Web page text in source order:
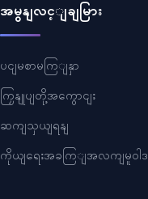
အမွနျလင့ျချမြား
ပငျမစာမကြျနှာ
ကြှနျုပျတို့အကွောငျး
ဆကျသှယျရနျ
ကိုယျရေးအခကြျအလကျမူဝါဒ